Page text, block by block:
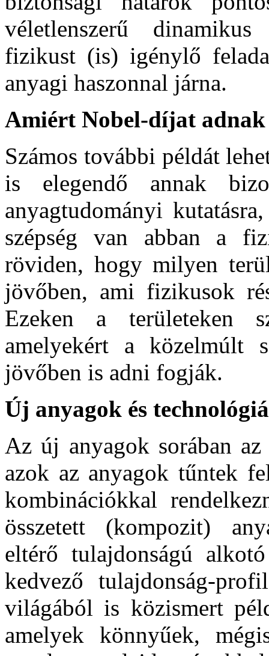
véletlenszerű
fizikust (is) igénylő
anyagi haszonnal járna.
Amiért Nobel-díjat adnak
Számos további példát
is elegendő annak
anyagtudományi
szépség van abban a
röviden, hogy milyen
jövőben, ami fizikusok
Ezeken a területeken
amelyekért a közelmúlt
jövőben is adni fogják.
Új anyagok és
Az új anyagok sorában
azok az anyagok tűntek
kombinációkkal
összetett (kompozit)
eltérő tulajdonságú
kedvező tulajdonság-
világából is közismert
amelyek könnyűek,